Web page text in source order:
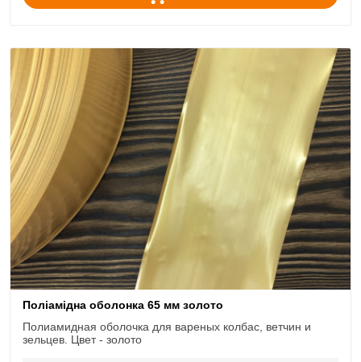
Поліамідна оболонка 65 мм золото
Полиамидная оболочка для вареных колбас, ветчин и
зельцев. Цвет - золото